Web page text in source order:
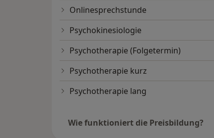
Onlinesprechstunde
Psychokinesiologie
Psychotherapie (Folgetermin)
Psychotherapie kurz
Psychotherapie lang
Wie funktioniert die Preisbildung?